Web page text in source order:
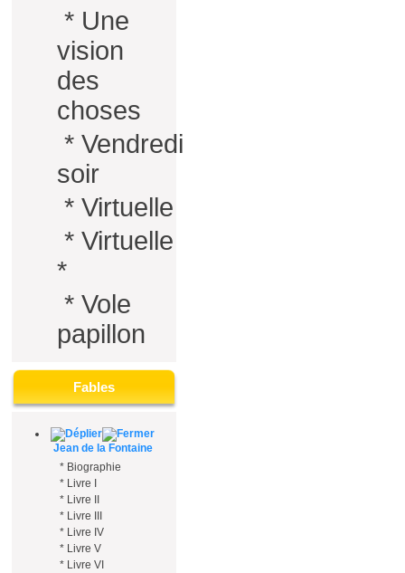
* Une
vision
des
choses
* Vendredi
soir
* Virtuelle
* Virtuelle
*
* Vole
papillon
Fables
Jean de la Fontaine
* Biographie
* Livre I
* Livre II
* Livre III
* Livre IV
* Livre V
* Livre VI